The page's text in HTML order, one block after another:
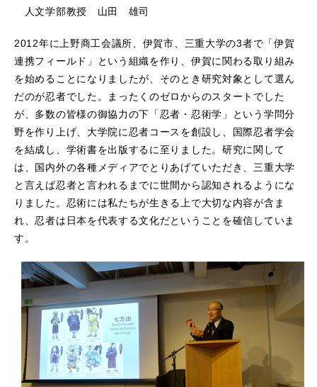
人文学部教授 山田 雄司
2012年に上野商工会議所、伊賀市、三重大学の3者で「伊賀
連携フィールド」という組織を作り、伊賀に関わる取り組み
を始めることになりましたが、そのとき研究対象として選ん
だのが忍者でした。まったくのゼロからのスタートでした
が、多数の皆様の御協力の下「忍者・忍術学」という学問分
野を作り上げ、大学院に忍者コースを創設し、国際忍者学会
を結成し、学術書を出版するに至りました。研究に関して
は、国内外の各種メディアでとりあげていただき、三重大学
と言えば忍者と言われるまでに世間から認知されるようにな
りました。忍術には私たちが生きる上で大切な内容が含ま
れ、忍者は日本を代表する文化だということを確信していま
す。